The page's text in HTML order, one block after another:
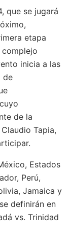
que se jugará
etapa
inicia a las
de
de la
Tapia,
Estados
Perú,
Jamaica y
definirán en
vs. Trinidad